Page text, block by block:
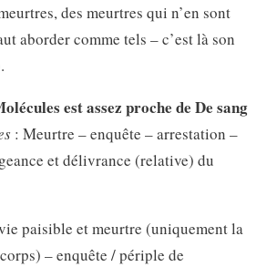
des meurtres qui n’en sont
aborder comme tels – c’est là son
est assez proche de De sang
: Meurtre – enquête – arrestation –
et délivrance (relative) du
paisible et meurtre (uniquement la
– enquête / périple de